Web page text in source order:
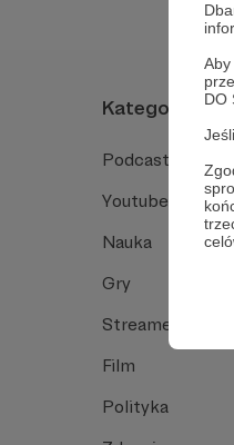
DO
Kategorie
Podcast
Youtube
Nauka
Gry
Streamerzy
Film
Polityka